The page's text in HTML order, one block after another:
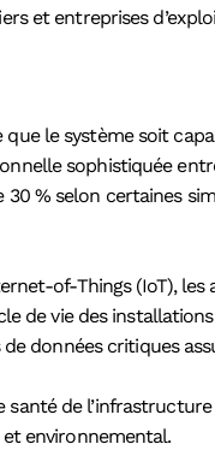
et entreprises
le système soit
sophistiquée
% selon certaines
of-Things (IoT),
de vie des
données critiques
de
environnemental.